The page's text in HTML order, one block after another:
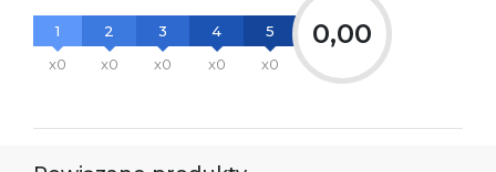
1
x0
2
x0
3
x0
4
x0
5
x0
0,00